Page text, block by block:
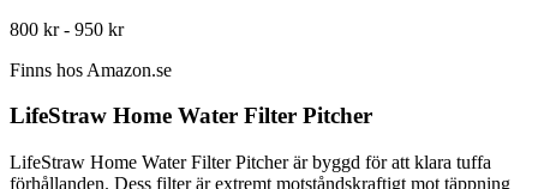
800 kr - 950 kr
Finns hos Amazon.se
LifeStraw Home Water Filter Pitcher
LifeStraw Home Water Filter Pitcher är byggd för att klara tuffa
förhållanden. Dess filter är extremt motståndskraftigt mot täppning